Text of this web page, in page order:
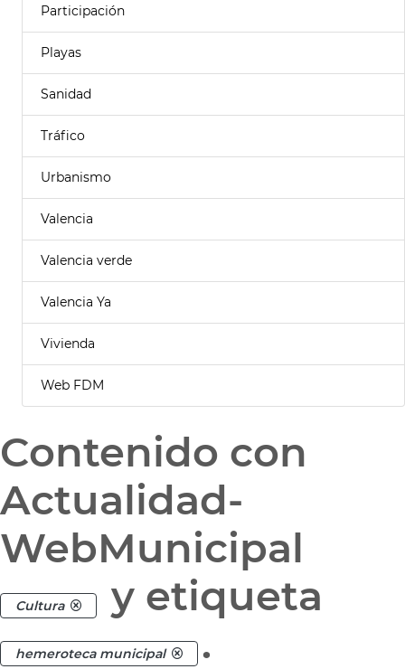
Participación
Playas
Sanidad
Tráfico
Urbanismo
Valencia
Valencia verde
Valencia Ya
Vivienda
Web FDM
Contenido con
Actualidad-
WebMunicipal
Cultura y etiqueta
hemeroteca municipal .